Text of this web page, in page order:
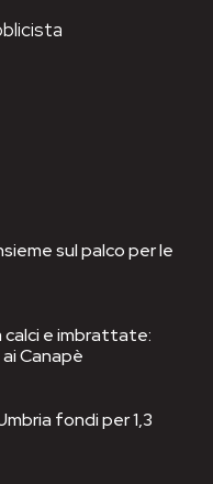
sul palco per le
e imbrattate:
Canapè
fondi per 1,3